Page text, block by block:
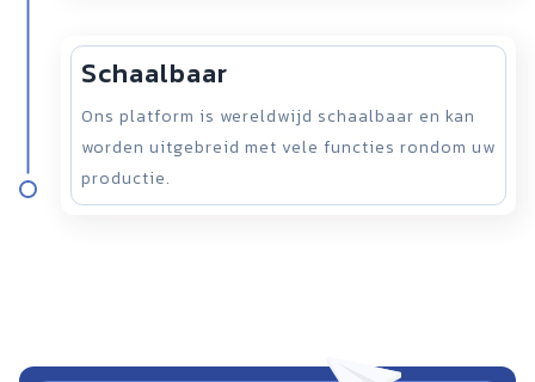
Schaalbaar
Ons platform is wereldwijd schaalbaar en kan
worden uitgebreid met vele functies rondom uw
productie.